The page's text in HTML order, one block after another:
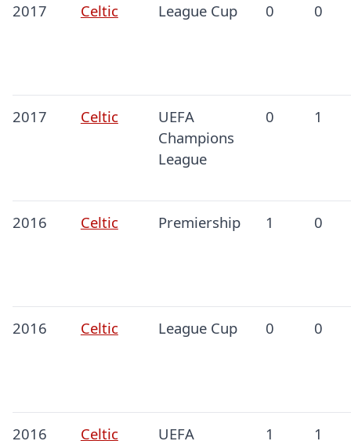
2017 Celtic League Cup 0 0
2017 Celtic
UEFA
Champions
League
0 1
2016 Celtic Premiership 1 0
2016 Celtic League Cup 0 0
2016 Celtic UEFA 1 1